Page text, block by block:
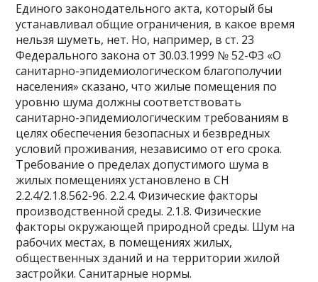
Единого законодательного акта, который бы
устанавливал общие ограничения, в какое время
нельзя шуметь, нет. Но, например, в ст. 23
Федерального закона от 30.03.1999 № 52-ФЗ «О
санитарно-эпидемиологическом благополучии
населения» сказано, что жилые помещения по
уровню шума должны соответствовать
санитарно-эпидемиологическим требованиям в
целях обеспечения безопасных и безвредных
условий проживания, независимо от его срока.
Требование о пределах допустимого шума в
жилых помещениях установлено в СН
2.2.4/2.1.8.562-96. 2.2.4. Физические факторы
производственной среды. 2.1.8. Физические
факторы окружающей природной среды. Шум на
рабочих местах, в помещениях жилых,
общественных зданий и на территории жилой
застройки. Санитарные нормы.